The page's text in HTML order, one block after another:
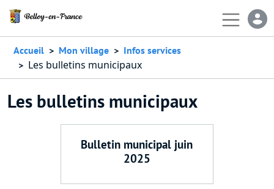
Accueil Mon village Infos services
Les bulletins municipaux
Les bulletins municipaux
Bulletin municipal juin
2025